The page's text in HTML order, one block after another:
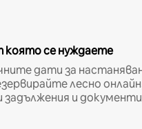
която се нуждаете
дати за
лесно
задължения и